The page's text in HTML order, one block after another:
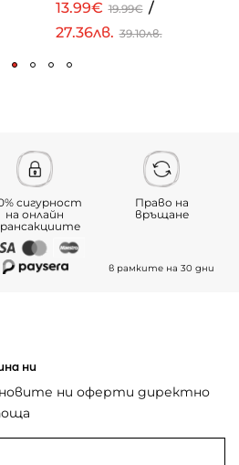
13.99€ 19.99€ /
27.36лв. 39.10лв.
сигурност
на онлайн
Право на
връщане
в рамките на 30 дни
ни
новите ни оферти директно